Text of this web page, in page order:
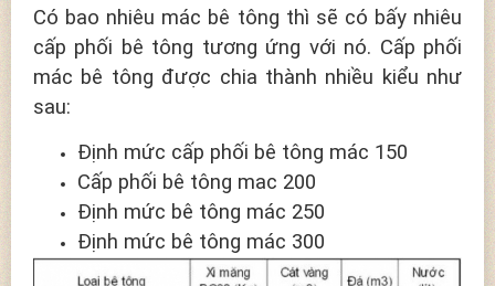
Có bao nhiêu mác bê tông thì sẽ có bấy nhiêu
cấp phối bê tông tương ứng với nó. Cấp phối
mác bê tông được chia thành nhiều kiểu như
sau:
Định mức cấp phối bê tông mác 150
Cấp phối bê tông mac 200
Định mức bê tông mác 250
Định mức bê tông mác 300